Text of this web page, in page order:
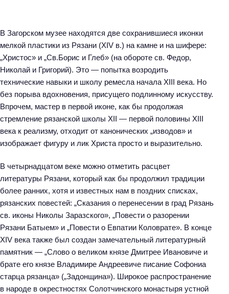
В Загорском музее находятся две сохранившиеся иконки
мелкой пластики из Рязани (XIV в.) на камне и на шифере:
„Христос» и „Св.Борис и Глеб» (на обороте св. Федор,
Николай и Григорий). Это — попытка возродить
технические навыки и школу ремесла начала XIII века. Но
без порыва вдохновения, присущего подлинному искусству.
Впрочем, мастер в первой иконе, как бы продолжая
стремление рязанской школы XII — первой половины XIII
века к реализму, отходит от канонических „изводов» и
изображает фигуру и лик Христа просто и выразительно.
В четырнадцатом веке можно отметить расцвет
литературы Рязани, который как бы продолжил традиции
более ранних, хотя и известных нам в поздних списках,
рязанских повестей: „Сказания о перенесении в град Рязань
св. иконы Николы Заразского», „Повести о разорении
Рязани Батыем» и „Повести о Евпатии Коловрате». В конце
XIV века также был создан замечательный литературный
памятник — „Слово о великом князе Дмитрее Ивановиче и
брате его князе Владимире Андреевиче писание Софониа
старца рязанца» („Задонщина»). Широкое распространение
в народе в окрестностях Солотчинского монастыря устной